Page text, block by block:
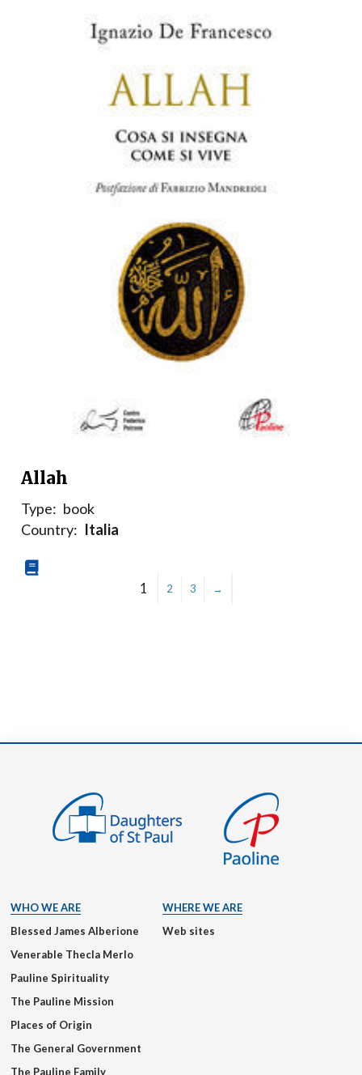
Allah
Type: book
Country: Italia
1 2 3 →
WHO WE ARE
Blessed James Alberione
Venerable Thecla Merlo
Pauline Spirituality
The Pauline Mission
Places of Origin
The General Government
The Pauline Family
WHERE WE ARE
Web sites